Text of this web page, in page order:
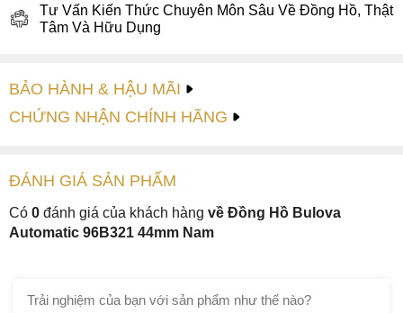
là chiếc đồng hồ phù hợp với những chàng trai cá tính,
mạnh mẽ và có phần nổi loạn.
nhưng hài hòa vừa đủ để các chi tiết thể hiện vẻ đẹp. Nổi
Oceanographer (nhà hải dương học) đặt ở góc 12h. Ở góc 3
giờ là ô hiển thị lịch ngày trang bị kính phóng đại.
Tư Vấn Kiến Thức Chuyên Môn Sâu Về Đồng Hồ, Thật
Tâm Và Hữu Dụng
BẢO HÀNH & HẬU MÃI
CHỨNG NHẬN CHÍNH HÃNG
ĐÁNH GIÁ SẢN PHẤM
Có 0 đánh giá của khách hàng về Đồng Hồ Bulova
Automatic 96B321 44mm Nam